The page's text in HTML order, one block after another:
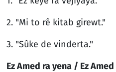
2. "Mi to rê kitab girewt."
3. "Sûke de vinderta."
Ez Amed ra yena / Ez